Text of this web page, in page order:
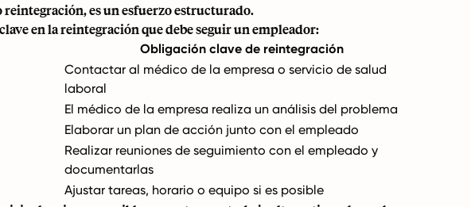
reintegración, es un esfuerzo estructurado.
en la reintegración que debe seguir un empleador:
Obligación clave de reintegración
Contactar al médico de la empresa o servicio de salud
laboral
El médico de la empresa realiza un análisis del problema
Elaborar un plan de acción junto con el empleado
Realizar reuniones de seguimiento con el empleado y
documentarlas
Ajustar tareas, horario o equipo si es posible